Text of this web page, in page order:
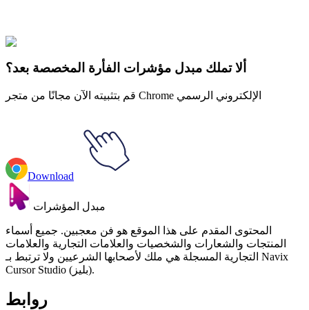
Explore All Collections
ألا تملك مبدل مؤشرات الفأرة المخصصة بعد؟
قم بتثبيته الآن مجانًا من متجر Chrome الإلكتروني الرسمي
Download
مبدل المؤشرات
المحتوى المقدم على هذا الموقع هو فن معجبين. جميع أسماء
المنتجات والشعارات والشخصيات والعلامات التجارية والعلامات
التجارية المسجلة هي ملك لأصحابها الشرعيين ولا ترتبط بـ Navix
Cursor Studio (بليز).
روابط